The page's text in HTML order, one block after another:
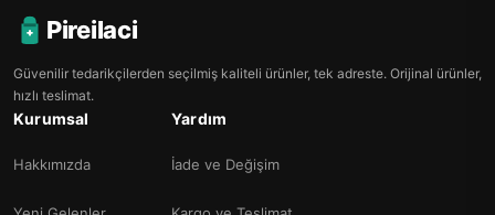
Pireilaci
Güvenilir tedarikçilerden seçilmiş kaliteli ürünler, tek adreste. Orijinal ürünler,
hızlı teslimat.
Kurumsal
Hakkımızda
Yardım
İade ve Değişim